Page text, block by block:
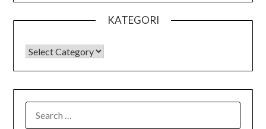
KATEGORI
KATEGORI
FOR: